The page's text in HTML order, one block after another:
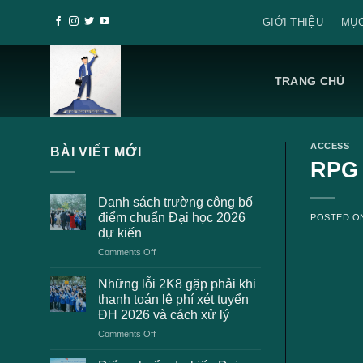
GIỚI THIỆU
TRANG CHỦ
BÀI VIẾT MỚI
Danh sách trường công bố
điểm chuẩn Đại học 2026
dự kiến
Comments Offon
sách
trường
công
bố
điểm
Đại
Những lỗi 2K8 gặp phải khi
thanh toán lệ phí xét tuyển
ĐH 2026 và cách xử lý
Comments Offon
lỗi
ACCESS
POSTED